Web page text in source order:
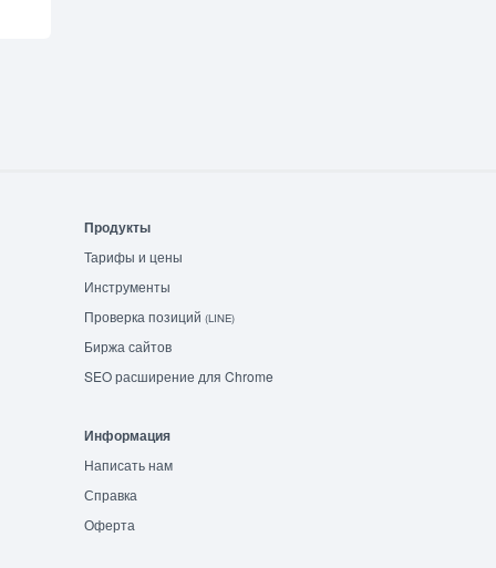
Продукты
Тарифы и цены
Инструменты
Проверка позиций (LINE)
Биржа сайтов
SEO расширение для Chrome
Информация
Написать нам
Справка
Оферта